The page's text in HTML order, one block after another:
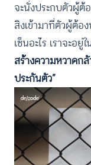
จะนั่งประกบตัวผู้
สิงเข้ามาที่ตัวผู้ต้อ
เซ็นอะไร เราจะอ
สร้างความหวาดก
ประกันตัว”